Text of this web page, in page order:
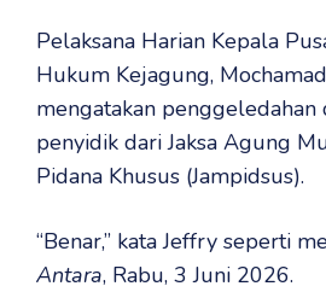
Pelaksana Harian Kepala
Hukum Kejagung,
mengatakan
penyidik dari Jaksa Agung
Pidana Khusus (Jampidsus).
“Benar,” kata Jeffry seperti
Antara, Rabu, 3 Juni 2026.